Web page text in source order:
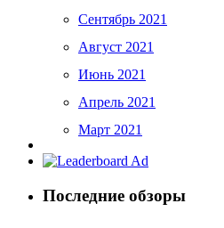
Сентябрь 2021
Август 2021
Июнь 2021
Апрель 2021
Март 2021
Февраль 2021
Последние обзоры